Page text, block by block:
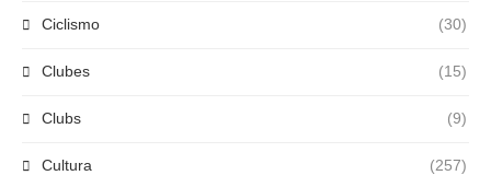
Ciclismo (30)
Clubes (15)
Clubs (9)
Cultura (257)